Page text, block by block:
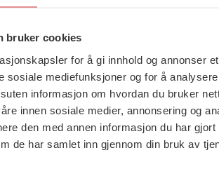
bruker cookies
for å gi innhold og annonser
sosiale mediefunksjoner og for å
informasjon om hvordan du bruker
innen sosiale medier, annonsering og
den med annen informasjon du har gjort
de har samlet inn gjennom din bruk av
og iverksetter tiltak som sikrer